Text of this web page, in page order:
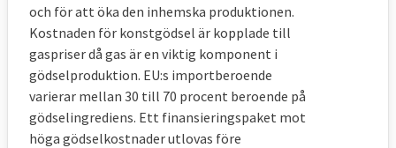
och för att öka den inhemska produktionen.
Kostnaden för konstgödsel är kopplade till
gaspriser då gas är en viktig komponent i
gödselproduktion. EU:s importberoende
varierar mellan 30 till 70 procent beroende på
gödselingrediens. Ett finansieringspaket mot
höga gödselkostnader utlovas före